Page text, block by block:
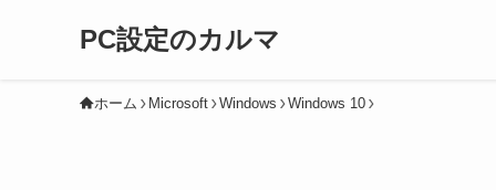
PC設定のカルマ
ホーム Microsoft Windows Windows 10